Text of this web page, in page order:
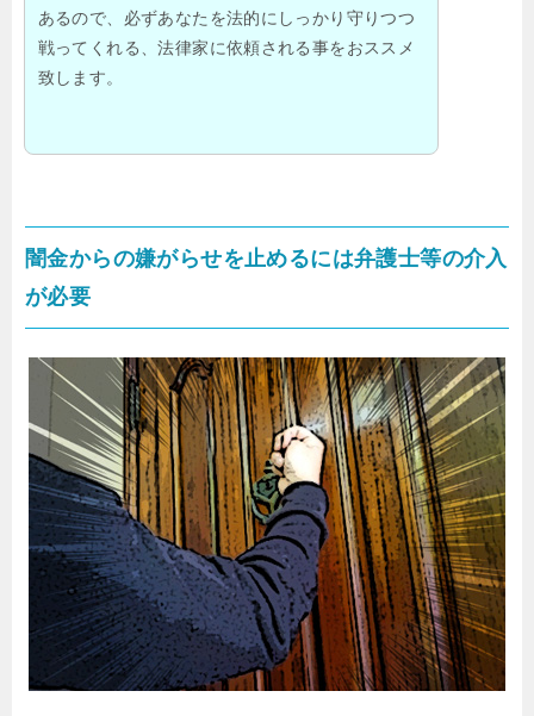
あるので、必ずあなたを法的にしっかり守りつつ
戦ってくれる、法律家に依頼される事をおススメ
致します。
闇金からの嫌がらせを止めるには弁護士等の介入
が必要